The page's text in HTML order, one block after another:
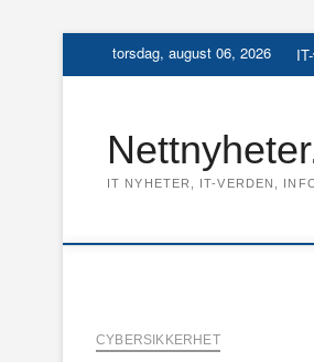
torsdag, august 06, 2026
IT NYHETER, IT-VERDEN,
CYBERSIKKERHET